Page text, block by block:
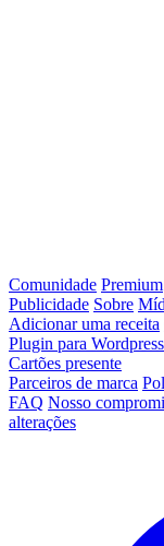
Comunidade Premium
Publicidade Sobre
Adicionar uma receita
Plugin para Wordpress
Cartões presente
Parceiros de marca
FAQ Nosso
alterações